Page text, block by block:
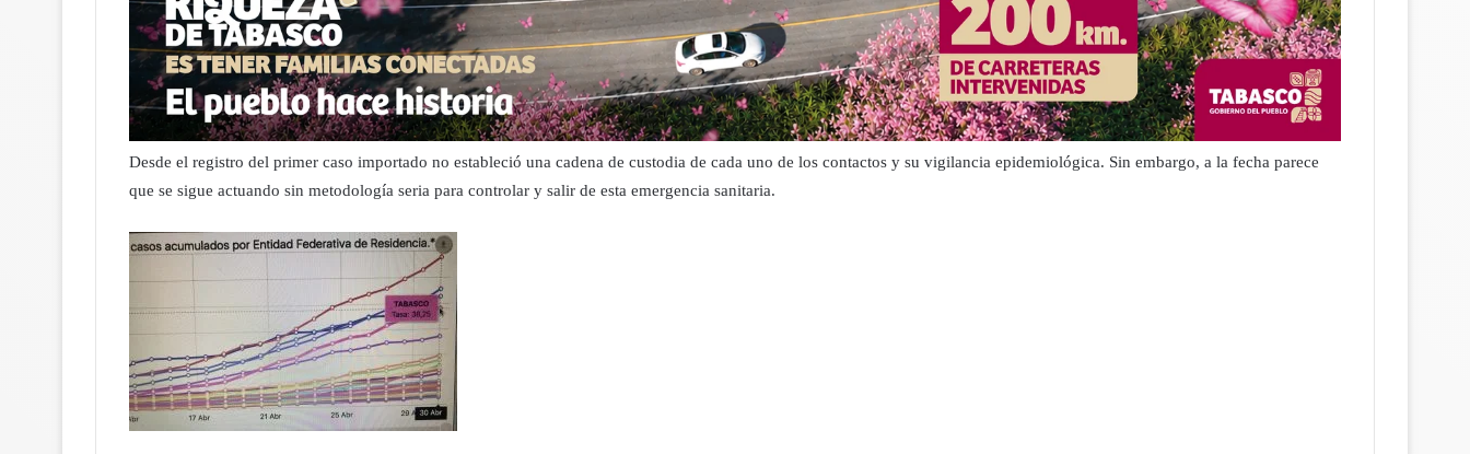
Desde el registro del primer caso importado no estableció una cadena de custodia de cada uno de los contactos y su vigilancia epidemiológica. Sin embargo, a la fecha parece
que se sigue actuando sin metodología seria para controlar y salir de esta emergencia sanitaria.